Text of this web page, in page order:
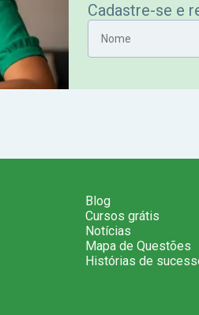
Cadastre-se e
Nome
E-mail
Blog
Cursos grátis
Notícias
Mapa de Questões
Histórias de